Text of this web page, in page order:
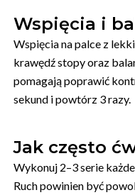
Wspięcia i
Wspięcia na palce z
krawędź stopy oraz
pomagają poprawić
sekund i powtórz 3 razy.
Jak często
Wykonuj 2–3 serie
Ruch powinien być